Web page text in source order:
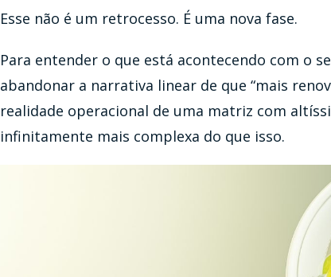
Esse não é um retrocesso. É uma nova fase.
Para entender o que está acontecendo com o
abandonar a narrativa linear de que “mais
realidade operacional de uma matriz com
infinitamente mais complexa do que isso.